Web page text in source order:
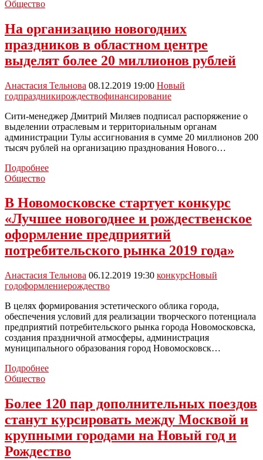
с
наступающими
праздниками
Общество
На организацию новогодних
праздников в областном центре
выделят более 20 миллионов рублей
Анастасия Тельнова 08.12.2019 19:00 Новый
годпраздникирождествофинансирование
Сити-менеджер Дмитрий Миляев подписал распоряжение о
выделении отраслевым и территориальным органам
администрации Тулы ассигнования в сумме 20 миллионов 200
тысяч рублей на организацию празднования Нового…
ПодробнееНа
праздников
в
областном
центре
выделят
более
миллионов
рублей
Общество
В Новомосковске стартует конкурс
«Лучшее новогоднее и рождественское
оформление предприятий
потребительского рынка 2019 года»
Анастасия Тельнова 06.12.2019 19:30 конкурсНовый
годоформлениерождество
В целях формирования эстетического облика города,
обеспечения условий для реализации творческого потенциала
предприятий потребительского рынка города Новомосковска,
создания праздничной атмосферы, администрация
муниципального образования город Новомосковск…
ПодробнееВ
конкурс
«Лучшее
новогоднее
рождественское
оформление
Общество
Более 120 пар дополнительных поездов
станут курсировать между Москвой и
крупными городами на Новый год и
Рождество